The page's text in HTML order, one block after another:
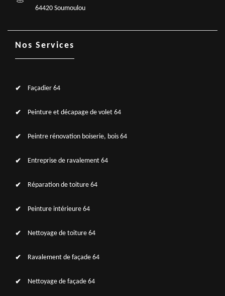
64420 Soumoulou
Nos Services
Façadier 64
Peinture et décapage de volet 64
Peintre rénovation boiserie, bois 64
Entreprise de ravalement 64
Réparation de toiture 64
Peinture intérieure 64
Nettoyage de toiture 64
Ravalement de façade 64
Nettoyage de façade 64